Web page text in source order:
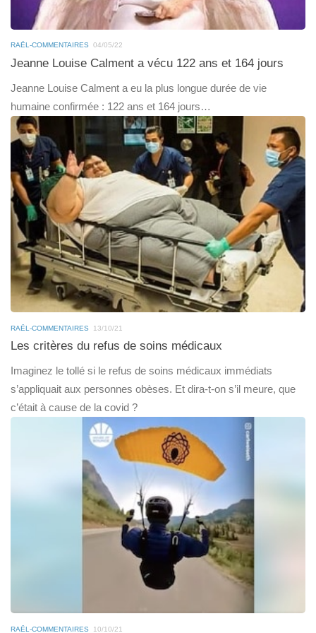
RAËL-COMMENTAIRES 04/05/22
Jeanne Louise Calment a vécu 122 ans et 164 jours
Jeanne Louise Calment a eu la plus longue durée de vie
humaine confirmée : 122 ans et 164 jours…
RAËL-COMMENTAIRES 13/10/21
Les critères du refus de soins médicaux
Imaginez le tollé si le refus de soins médicaux immédiats
s’appliquait aux personnes obèses. Et dira-t-on s’il meure, que
c’était à cause de la covid ?
RAËL-COMMENTAIRES 10/10/21